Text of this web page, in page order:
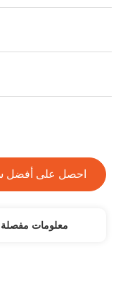
احصل على أفضل
معلومات مفصلة